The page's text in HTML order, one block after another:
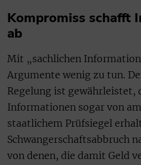
Kompromiss schafft
ab
Mit „sachlichen
Argumente wenig zu tun.
Regelung ist gewährleistet,
Informationen sogar von
staatlichem Prüfsiegel
Schwangerschaftsabbruch
von denen, die damit Geld